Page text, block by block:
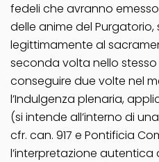
fedeli che avranno
delle anime del
legittimamente al
seconda volta nello
conseguire due volte nel
l’Indulgenza plenaria,
(si intende all’interno di
cfr. can. 917 e Pontificia
l’interpretazione autentica